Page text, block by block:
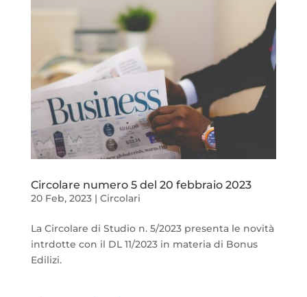
Circolare numero 5 del 20 febbraio 2023
20 Feb, 2023| Circolari
La Circolare di Studio n. 5/2023 presenta le novità
intrdotte con il DL 11/2023 in materia di Bonus
Edilizi.